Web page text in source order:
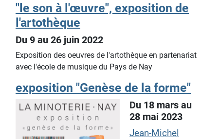
"le son à l'œuvre", exposition de
l'artothèque
Du 9 au 26 juin 2022
Exposition des oeuvres de l'artothèque en partenariat
avec l'école de musique du Pays de Nay
exposition "Genèse de la forme"
Du 18 mars au
28 mai 2023
Jean-Michel